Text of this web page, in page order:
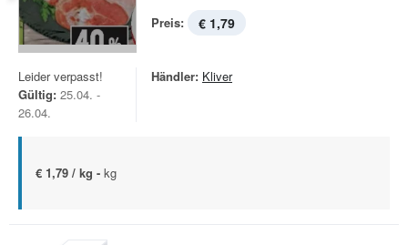
Preis: € 1,79
Leider verpasst!
Gültig: 25.04. -
26.04.
Händler: Kliver
€ 1,79 / kg - kg